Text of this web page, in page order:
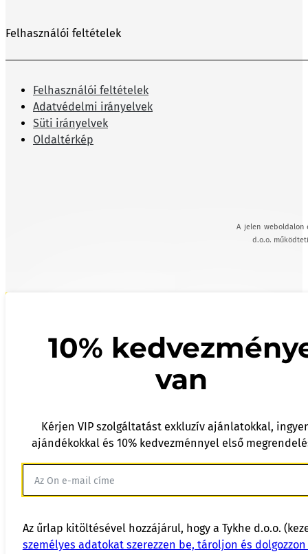
Felhasználói feltételek
Felhasználói feltételek
Adatvédelmi irányelvek
Süti irányelvek
Oldaltérkép
A jelen weboldalon
d.o.o.
10%
van
Kérjen VIP szolgáltatást exkluzív ajánlatokkal,
ajándékokkal és 10% kedvezménnyel első
Az űrlap kitöltésével hozzájárul, hogy a Tykhe d.o.o.
személyes adatokat szerezzen be, tároljon és